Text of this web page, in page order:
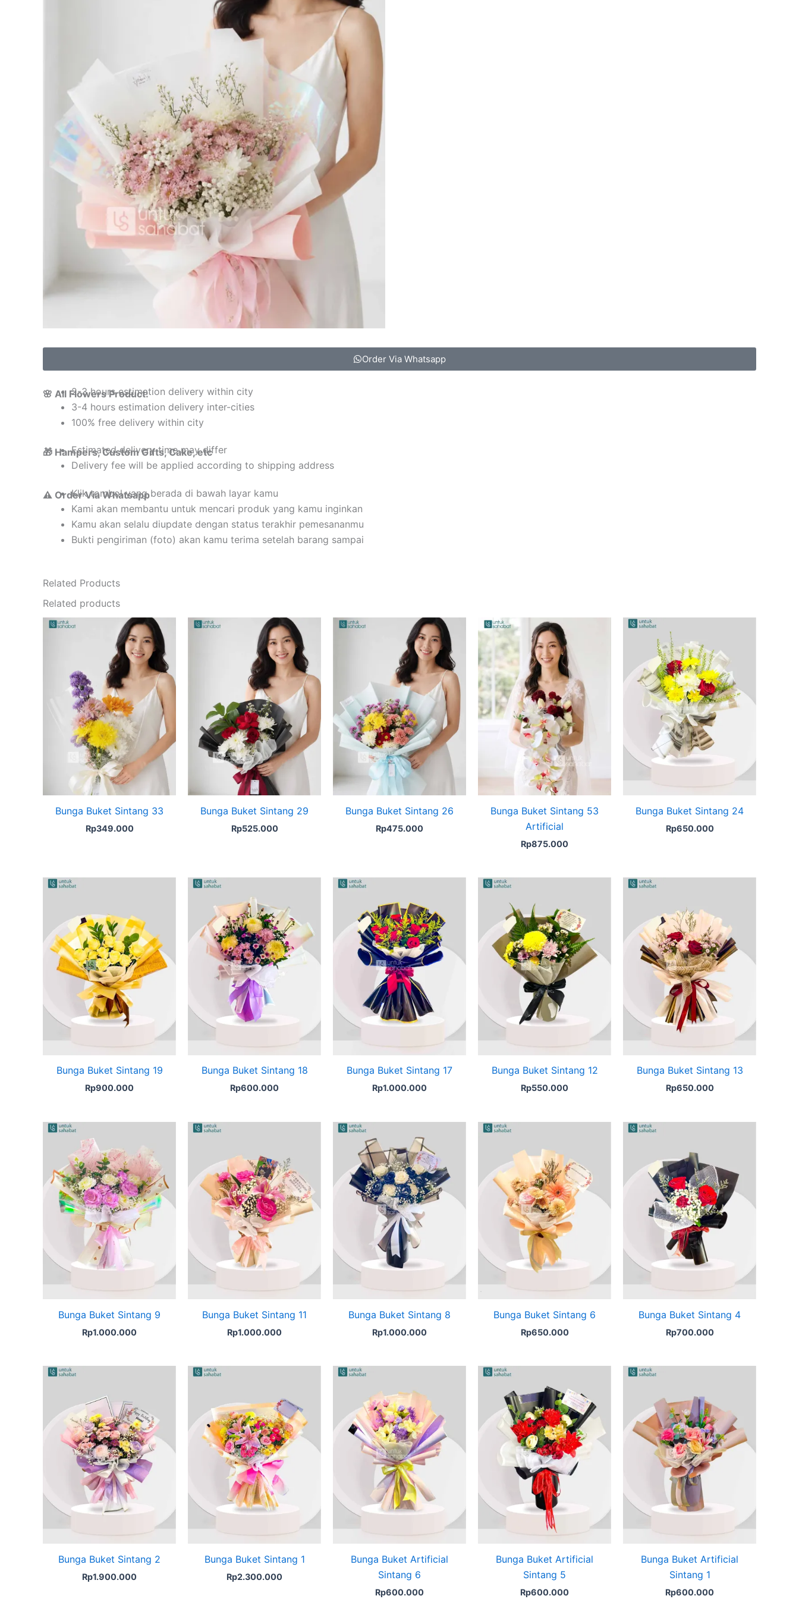
Order Via Whatsapp
🌸 All Flowers Product:
2-3 hours estimation delivery within city
3-4 hours estimation delivery inter-cities
100% free delivery within city
🎁 Hampers, Custom Gifts, Cake, etc
Estimated delivery time may differ
Delivery fee will be applied according to shipping address
⚠️ Order Via Whatsapp
Klik tombol yang berada di bawah layar kamu
Kami akan membantu untuk mencari produk yang kamu inginkan
Kamu akan selalu diupdate dengan status terakhir pemesananmu
Bukti pengiriman (foto) akan kamu terima setelah barang sampai
Related Products
Related products
Bunga Buket Sintang 33
Rp349.000
Bunga Buket Sintang 29
Rp525.000
Bunga Buket Sintang 26
Rp475.000
Bunga Buket Sintang 53
Artificial
Rp875.000
Bunga Buket Sintang 24
Rp650.000
Bunga Buket Sintang 19
Rp900.000
Bunga Buket Sintang 18
Rp600.000
Bunga Buket Sintang 17
Rp1.000.000
Bunga Buket Sintang 12
Rp550.000
Bunga Buket Sintang 13
Rp650.000
Bunga Buket Sintang 9
Rp1.000.000
Bunga Buket Sintang 11
Rp1.000.000
Bunga Buket Sintang 8
Rp1.000.000
Bunga Buket Sintang 6
Rp650.000
Bunga Buket Sintang 4
Rp700.000
Bunga Buket Sintang 2
Rp1.900.000
Bunga Buket Sintang 1
Rp2.300.000
Bunga Buket Artificial
Sintang 6
Rp600.000
Bunga Buket Artificial
Sintang 5
Rp600.000
Bunga Buket Artificial
Sintang 1
Rp600.000